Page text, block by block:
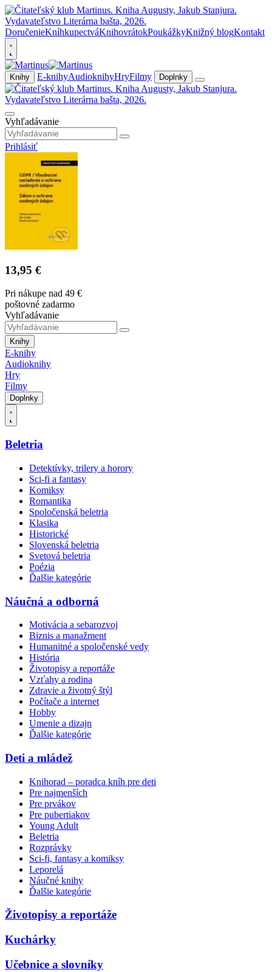
DoručenieKníhkupectváKnihovrátokPoukážkyKnižný blogKontakt
Knihy E-knihyAudioknihyHryFilmy Doplnky
Vyhľadávanie
Prihlásiť
13,95 €
Pri nákupe nad 49 €
poštovné zadarmo
Vyhľadávanie
Knihy
E-knihy
Audioknihy
Hry
Filmy
Doplnky
Beletria
Detektívky, trilery a horory
Sci-fi a fantasy
Komiksy
Romantika
Spoločenská beletria
Klasika
Historické
Slovenská beletria
Svetová beletria
Poézia
Ďalšie kategórie
Náučná a odborná
Motivácia a sebarozvoj
Biznis a manažment
Humanitné a spoločenské vedy
História
Životopisy a reportáže
Vzťahy a rodina
Zdravie a životný štýl
Počítače a internet
Hobby
Umenie a dizajn
Ďalšie kategórie
Deti a mládež
Knihorad – poradca kníh pre deti
Pre najmenších
Pre prvákov
Pre pubertiakov
Young Adult
Beletria
Rozprávky
Sci-fi, fantasy a komiksy
Leporelá
Náučné knihy
Ďalšie kategórie
Životopisy a reportáže
Kuchárky
Učebnice a slovníky